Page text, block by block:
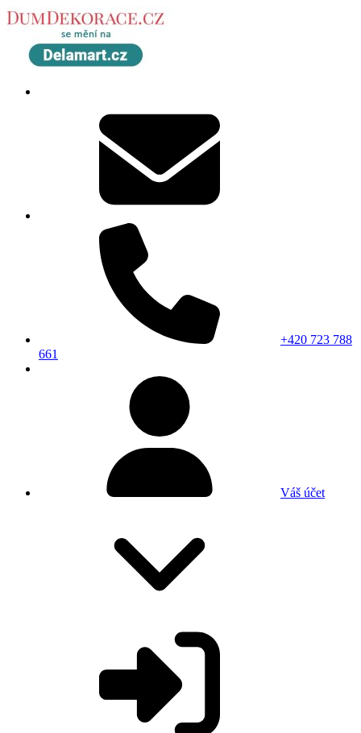
+420 723 788
661
Váš účet